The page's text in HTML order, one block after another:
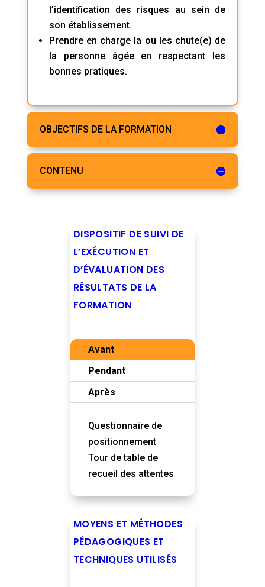
l’identification des risques au sein de
son établissement.
Prendre en charge la ou les chute(e) de
la personne âgée en respectant les
bonnes pratiques.
OBJECTIFS DE LA FORMATION
CONTENU
DISPOSITIF DE SUIVI DE
L’EXÉCUTION ET
D’ÉVALUATION DES
RÉSULTATS DE LA
FORMATION
Avant
Pendant
Après
Questionnaire de
positionnement
Tour de table de
recueil des attentes
MOYENS ET MÉTHODES
PÉDAGOGIQUES ET
TECHNIQUES UTILISÉS